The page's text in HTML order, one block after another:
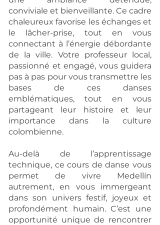
conviviale et bienveillante. Ce cadre
chaleureux favorise les échanges et
le lâcher-prise, tout en vous
connectant à l’énergie débordante
de la ville. Votre professeur local,
passionné et engagé, vous guidera
pas à pas pour vous transmettre les
bases de ces danses
emblématiques, tout en vous
partageant leur histoire et leur
importance dans la culture
colombienne.
Au-delà de l’apprentissage
technique, ce cours de danse vous
permet de vivre Medellín
autrement, en vous immergeant
dans son univers festif, joyeux et
profondément humain. C’est une
opportunité unique de rencontrer